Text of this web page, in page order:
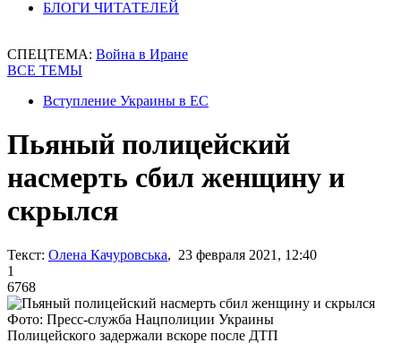
БЛОГИ ЧИТАТЕЛЕЙ
СПЕЦТЕМА: Война в Иране
ВСЕ ТЕМЫ
Вступление Украины в ЕС
Пьяный полицейский
насмерть сбил женщину и
скрылся
Текст: Олена Качуровська, 23 февраля 2021, 12:40
1
6768
Фото: Пресс-служба Нацполиции Украины
Полицейского задержали вскоре после ДТП